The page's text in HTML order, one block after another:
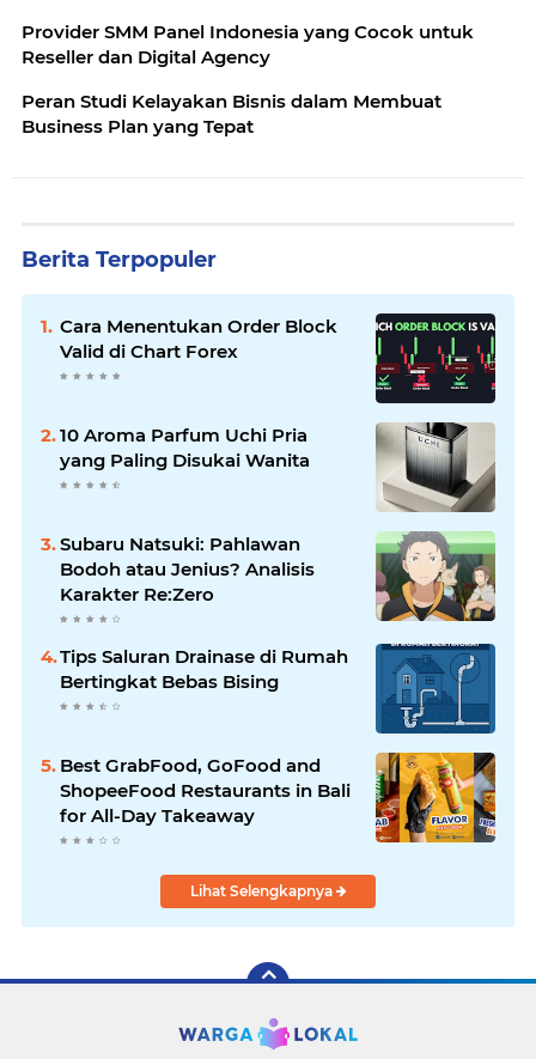
Provider SMM Panel Indonesia yang Cocok untuk
Reseller dan Digital Agency
Peran Studi Kelayakan Bisnis dalam Membuat
Business Plan yang Tepat
Berita Terpopuler
Cara Menentukan Order Block
Valid di Chart Forex
10 Aroma Parfum Uchi Pria
yang Paling Disukai Wanita
Subaru Natsuki: Pahlawan
Bodoh atau Jenius? Analisis
Karakter Re:Zero
Tips Saluran Drainase di Rumah
Bertingkat Bebas Bising
Best GrabFood, GoFood and
ShopeeFood Restaurants in Bali
for All-Day Takeaway
Lihat Selengkapnya